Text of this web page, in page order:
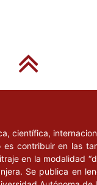
científica,
contribuir en las
en la modalidad
Se publica en